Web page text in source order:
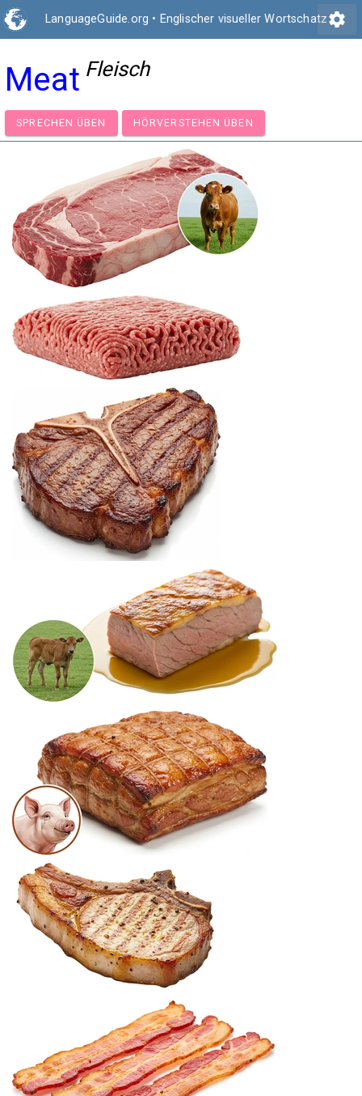
LanguageGuide.org • Englischer visueller Wortschatzsettings
Meat Fleisch
SPRECHEN ÜBEN HÖRVERSTEHEN ÜBEN